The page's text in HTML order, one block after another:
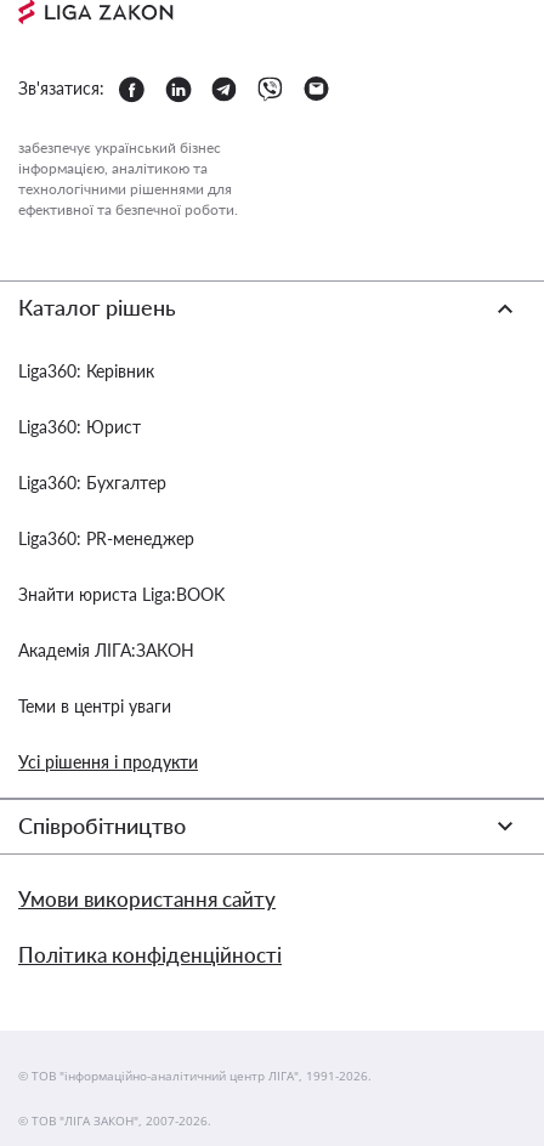
Зв'язатися:
забезпечує український бізнес
інформацією, аналітикою та
технологічними рішеннями для
ефективної та безпечної роботи.
Каталог рішень
Liga360: Керівник
Liga360: Юрист
Liga360: Бухгалтер
Liga360: PR-менеджер
Знайти юриста Liga:BOOK
Академія ЛІГА:ЗАКОН
Теми в центрі уваги
Усі рішення і продукти
Співробітництво
Умови використання сайту
Політика конфіденційності
© ТОВ "інформаційно-аналітичний центр ЛІГА", 1991-2026.
© ТОВ "ЛІГА ЗАКОН", 2007-2026.